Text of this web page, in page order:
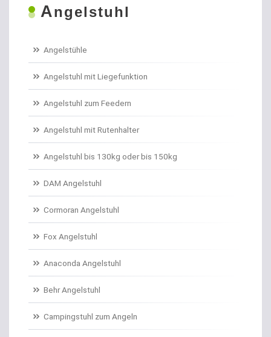
Angelschnur Feedern
Angelschnur Waller
Angelschnur Zander/Barsch
Angelstühle
Angelstuhl Behr
Anti Tangle Booms
Assist Hooks
Auftriebskugeln
Angelstuhl
Angelstühle
Angelstuhl mit Liegefunktion
Angelstuhl zum Feedern
Angelstuhl mit Rutenhalter
Angelstuhl bis 130kg oder bis 150kg
DAM Angelstuhl
Cormoran Angelstuhl
Fox Angelstuhl
Anaconda Angelstuhl
Behr Angelstuhl
Campingstuhl zum Angeln